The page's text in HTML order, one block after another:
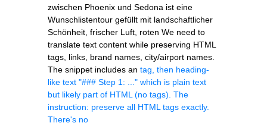
zwischen Phoenix und Sedona ist eine
Wunschlistentour gefüllt mit landschaftlicher
Schönheit, frischer Luft, roten We need to
translate text content while preserving HTML
tags, links, brand names, city/airport names.
The snippet includes an tag, then heading-
like text "### Step 1: ..." which is plain text
but likely part of HTML (no tags). The
instruction: preserve all HTML tags exactly.
There's no